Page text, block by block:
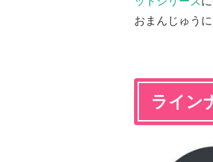
おまんじゅう
ライン